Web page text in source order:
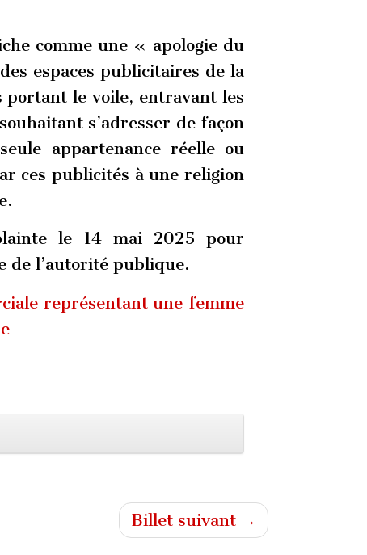
comme une « apologie du
espaces publicitaires de la
le voile, entravant les
s’adresser de façon
appartenance réelle ou
ces publicités à une religion
le 14 mai 2025 pour
de l’autorité publique.
représentant une femme
Billet suivant →